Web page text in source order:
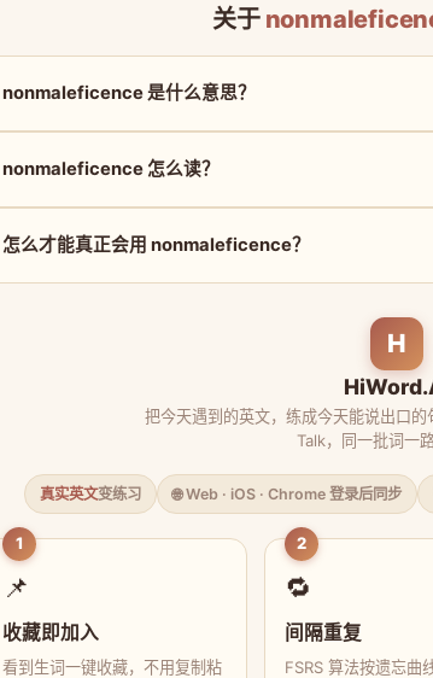
关于
nonmaleficence 是什么意思？
nonmaleficence 怎么读？
怎么才能真正会用 nonmaleficence？
H
把今天遇到的英文，练成今天能说出口
Talk，同一批词一
真实英文变练习 🌐 Web · iOS · Chrome 登录后同步
1
📌
收藏即加入
看到生词一键收藏，不用复制粘
2
🔁
间隔重复
FSRS 算法按遗忘曲